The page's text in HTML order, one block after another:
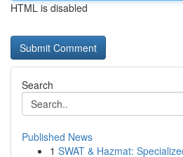
HTML is disabled
Search
Published News
1 SWAT & Hazmat: